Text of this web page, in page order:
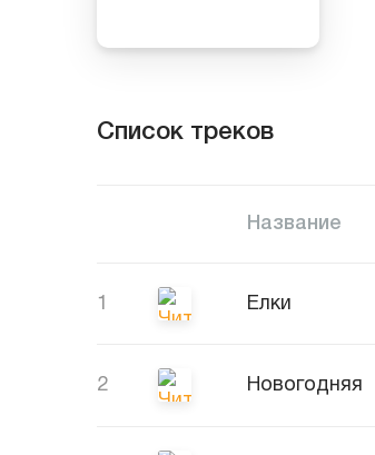
Список треков
Название
1 Елки
2 Новогодняя